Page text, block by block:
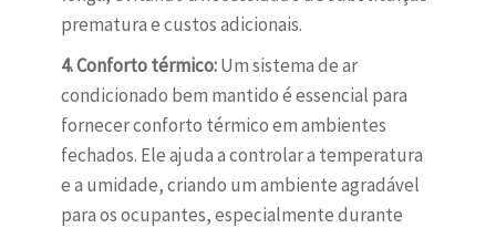
prematura e custos adicionais.
4. Conforto térmico:Um sistema de ar
condicionado bem mantido é essencial para
fornecer conforto térmico em ambientes
fechados. Ele ajuda a controlar a temperatura
e a umidade, criando um ambiente agradável
para os ocupantes, especialmente durante